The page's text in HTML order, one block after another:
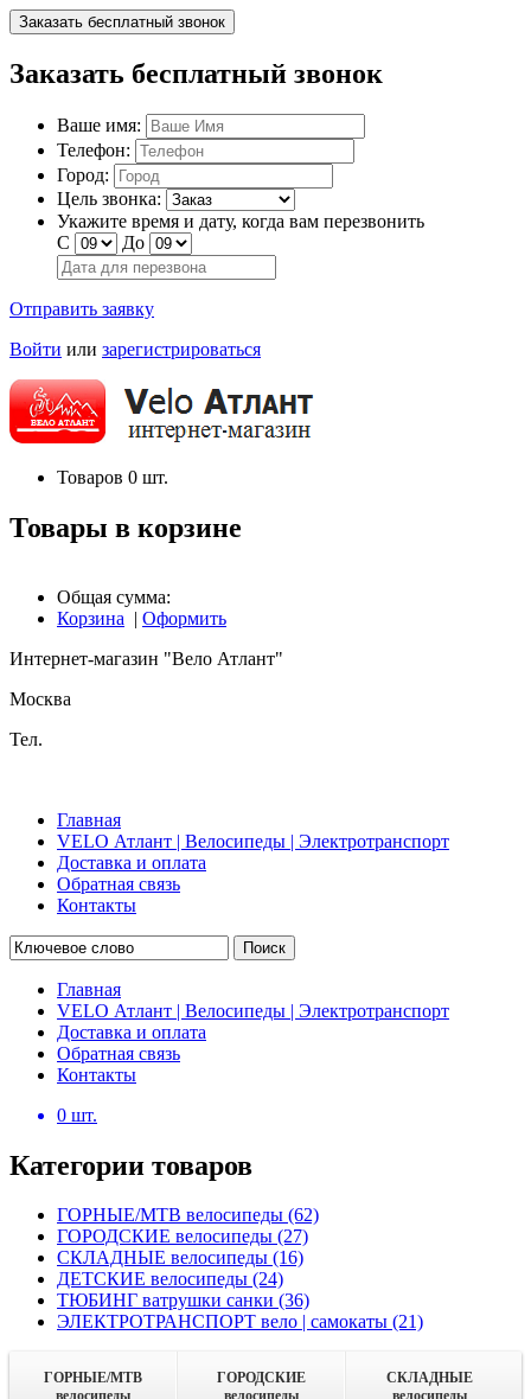
Заказать бесплатный звонок
Заказать бесплатный звонок
Ваше имя:
Телефон:
Город:
Цель звонка:
Укажите время и дату, когда вам перезвонить
С
До
Отправить заявку
Войти или зарегистрироваться
Товаров 0 шт.
Товары в корзине
Общая сумма:
Корзина | Оформить
Интернет-магазин "Вело Атлант"
Москва
Тел.
Главная
VELO Атлант | Велосипеды | Электротранспорт
Доставка и оплата
Обратная связь
Контакты
Поиск
Главная
VELO Атлант | Велосипеды | Электротранспорт
Доставка и оплата
Обратная связь
Контакты
0 шт.
Категории товаров
ГОРНЫЕ/MTB велосипеды (62)
ГОРОДСКИЕ велосипеды (27)
СКЛАДНЫЕ велосипеды (16)
ДЕТСКИЕ велосипеды (24)
ТЮБИНГ ватрушки санки (36)
ЭЛЕКТРОТРАНСПОРТ вело | самокаты (21)
ГОРНЫЕ/MTB
ГОРОДСКИЕ
СКЛАДНЫЕ